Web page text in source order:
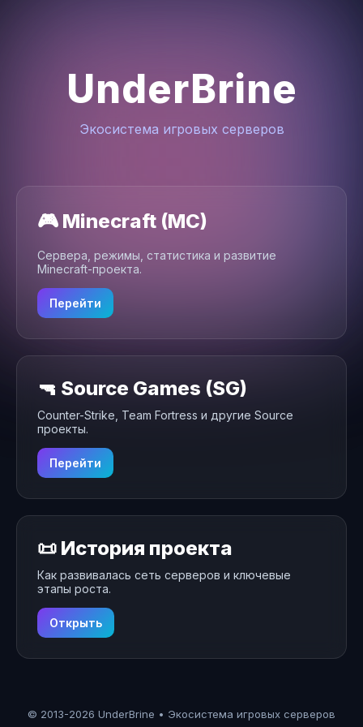
UnderBrine
Экосистема игровых серверов
🎮 Minecraft (MC)
Сервера, режимы, статистика и развитие
Minecraft-проекта.
Перейти
🔫 Source Games (SG)
Counter-Strike, Team Fortress и другие Source
проекты.
Перейти
📜 История проекта
Как развивалась сеть серверов и ключевые
этапы роста.
Открыть
© 2013-2026 UnderBrine • Экосистема игровых серверов